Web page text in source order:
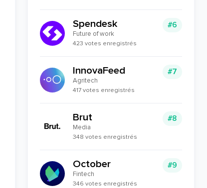
#6
Spendesk
Future of work
423 votes enregistrés
#7
InnovaFeed
Agritech
417 votes enregistrés
#8
Brut
Media
348 votes enregistrés
#9
October
Fintech
346 votes enregistrés